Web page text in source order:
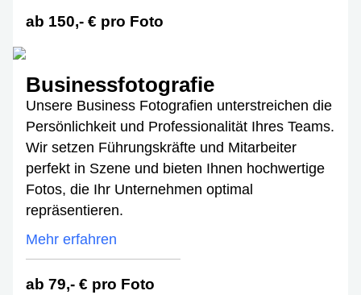
ab 150,- € pro Foto
Businessfotografie
Unsere Business Fotografien unterstreichen die
Persönlichkeit und Professionalität Ihres Teams.
Wir setzen Führungskräfte und Mitarbeiter
perfekt in Szene und bieten Ihnen hochwertige
Fotos, die Ihr Unternehmen optimal
repräsentieren.
Mehr erfahren
ab 79,- € pro Foto